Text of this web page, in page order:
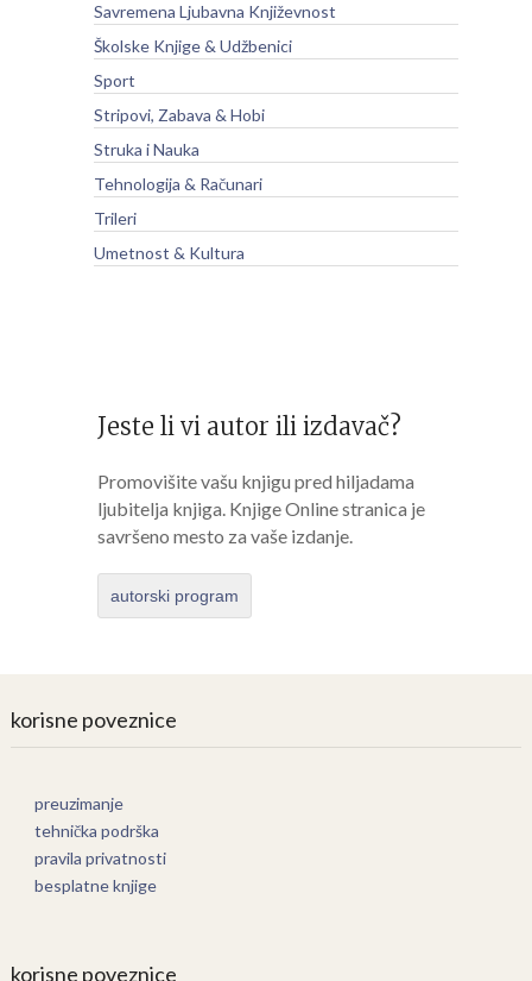
Savremena Ljubavna Književnost
Školske Knjige & Udžbenici
Sport
Stripovi, Zabava & Hobi
Struka i Nauka
Tehnologija & Računari
Trileri
Umetnost & Kultura
Jeste li vi autor ili izdavač?
Promovišite vašu knjigu pred hiljadama
ljubitelja knjiga. Knjige Online stranica je
savršeno mesto za vaše izdanje.
autorski program
korisne poveznice
preuzimanje
tehnička podrška
pravila privatnosti
besplatne knjige
korisne poveznice